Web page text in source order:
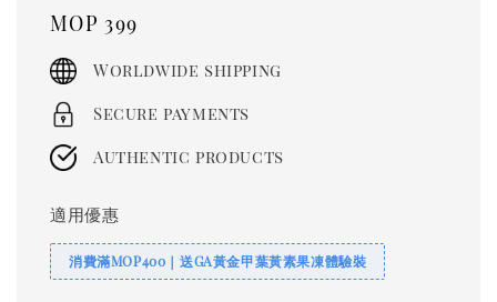
Regular
price
MOP 399
Worldwide shipping
Secure payments
Authentic products
適用優惠
消費滿MOP400｜送GA黃金甲葉黃素果凍體驗裝